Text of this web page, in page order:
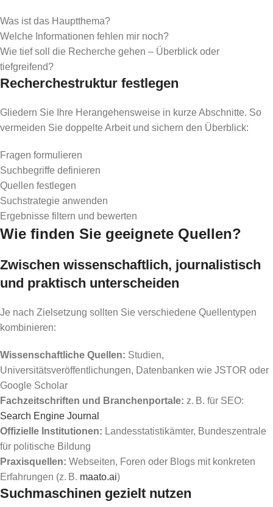
Was ist das Hauptthema?
Welche Informationen fehlen mir noch?
Wie tief soll die Recherche gehen – Überblick oder
tiefgreifend?
Recherchestruktur festlegen
Gliedern Sie Ihre Herangehensweise in kurze Abschnitte. So
vermeiden Sie doppelte Arbeit und sichern den Überblick:
Fragen formulieren
Suchbegriffe definieren
Quellen festlegen
Suchstrategie anwenden
Ergebnisse filtern und bewerten
Wie finden Sie geeignete Quellen?
Zwischen wissenschaftlich, journalistisch
und praktisch unterscheiden
Je nach Zielsetzung sollten Sie verschiedene Quellentypen
kombinieren:
Wissenschaftliche Quellen: Studien,
Universitätsveröffentlichungen, Datenbanken wie JSTOR oder
Google Scholar
Fachzeitschriften und Branchenportale: z. B. für SEO:
Search Engine Journal
Offizielle Institutionen: Landesstatistikämter, Bundeszentrale
für politische Bildung
Praxisquellen: Webseiten, Foren oder Blogs mit konkreten
Erfahrungen (z. B. maato.ai)
Suchmaschinen gezielt nutzen